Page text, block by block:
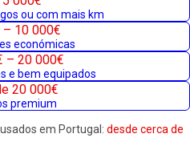
ou com mais km
– 10 000€
económicas
– 20 000€
e bem equipados
20 000€
premium
em Portugal: desde cerca de